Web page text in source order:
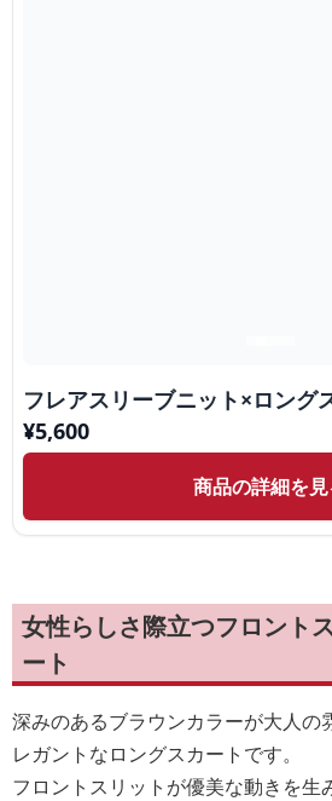
フレアスリーブニット×ロング
¥5,600
商品の詳細を見
女性らしさ際立つフロント
ート
深みのあるブラウンカラーが大人の
レガントなロングスカートです。
フロントスリットが優美な動きを生